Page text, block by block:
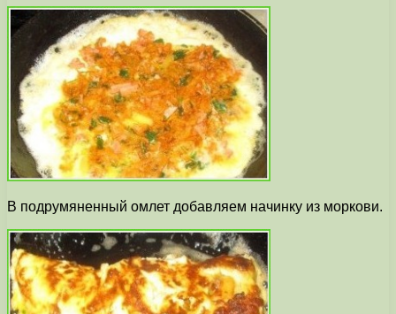
В подрумяненный омлет добавляем начинку из моркови.